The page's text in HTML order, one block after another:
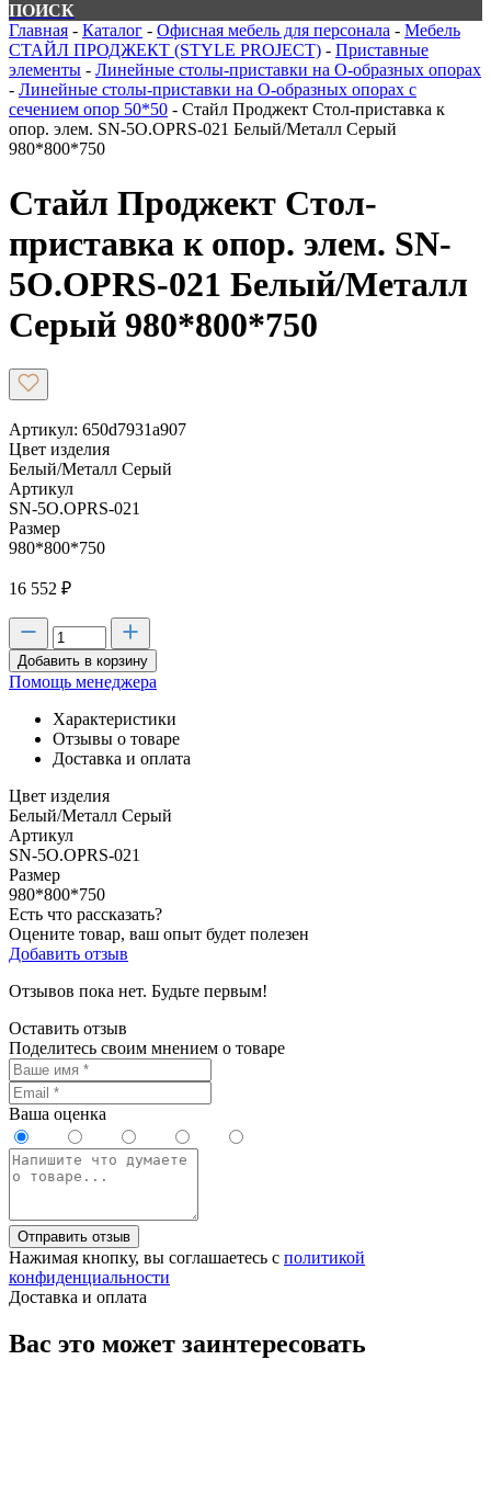
ПОИСК
Главная - Каталог - Офисная мебель для персонала - Мебель
СТАЙЛ ПРОДЖЕКТ (STYLE PROJECT) - Приставные
элементы - Линейные столы-приставки на О-образных опорах
- Линейные столы-приставки на О-образных опорах с
сечением опор 50*50 - Стайл Проджект Стол-приставка к
опор. элем. SN-5O.OPRS-021 Белый/Металл Серый
980*800*750
Стайл Проджект Стол-
приставка к опор. элем. SN-
5O.OPRS-021 Белый/Металл
Серый 980*800*750
Артикул: 650d7931a907
Цвет изделия
Белый/Металл Серый
Артикул
SN-5O.OPRS-021
Размер
980*800*750
16 552 ₽
Добавить в корзину
Помощь менеджера
Характеристики
Отзывы о товаре
Доставка и оплата
Цвет изделия
Белый/Металл Серый
Артикул
SN-5O.OPRS-021
Размер
980*800*750
Есть что рассказать?
Оцените товар, ваш опыт будет полезен
Добавить отзыв
Отзывов пока нет. Будьте первым!
Оставить отзыв
Поделитесь своим мнением о товаре
Ваша оценка
Отправить отзыв
Нажимая кнопку, вы соглашаетесь с политикой
конфиденциальности
Доставка и оплата
Вас это может заинтересовать